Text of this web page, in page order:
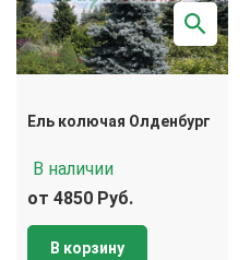
Ель колючая Олденбург
В наличии
от 4850 Руб.
В корзину